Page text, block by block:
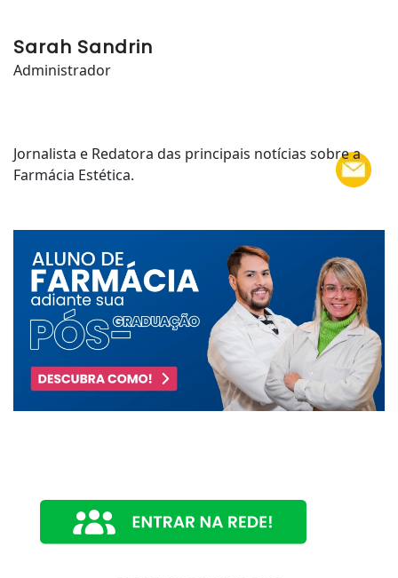
Sarah Sandrin
Administrador
Jornalista e Redatora das principais notícias sobre a
Farmácia Estética.